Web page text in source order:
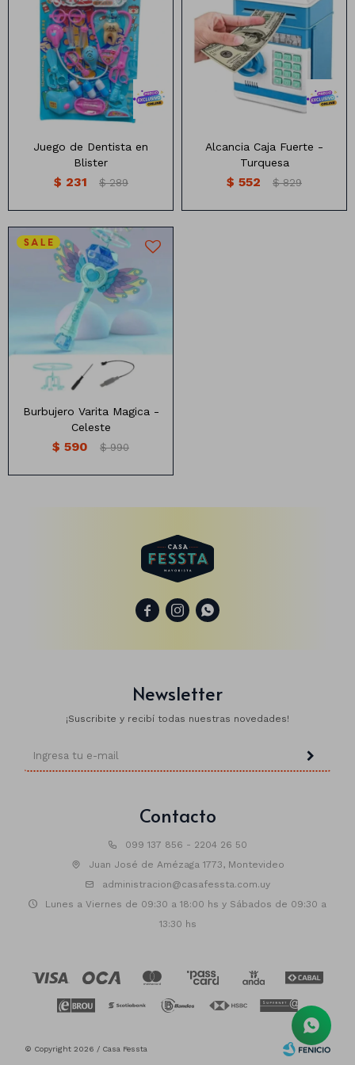
Set de Dentista
Juego de Dentista en
Blister
$ 231 $ 289
Caja fuerte alcancía
Disponible en:
Rojo con Negro
Negro con Plateado
Rosado
Alcancia Caja Fuerte -
Turquesa
$ 552 $ 829
Varita Magica Burbujero
Burbujero Varita Magica -
Celeste
$ 590 $ 990
  
Contacto
099 137 856 - 2204 26 50
Juan José de Amézaga 1773, Montevideo
administracion@casafessta.com.uy
Lunes a Viernes de 09:30 a 18:00 hs y Sábados de 09:30 a
13:30 hs
Newsletter
¡Suscribite y recibí todas nuestras novedades!
© Copyright 2026 / Casa Fessta